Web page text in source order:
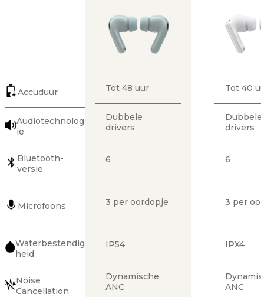
Accuduur
Audiotechnolog
ie
Bluetooth-
versie
Microfoons
Waterbestendig
heid
Noise
Cancellation
Tot 48 uur
Dubbele
drivers
6
3 per oordopje
IP54
Dynamische
ANC
Tot 40
Dubbele
drivers
6
3 per
IPX4
ANC